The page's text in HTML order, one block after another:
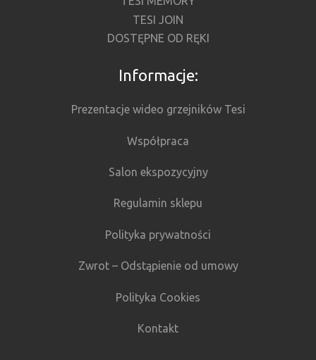
TESI JOIN
DOSTĘPNE OD RĘKI
Informacje:
Prezentacje wideo grzejników Tesi
Współpraca
Salon ekspozycyjny
Regulamin sklepu
Polityka prywatności
Zwrot – Odstąpienie od umowy
Polityka Cookies
Kontakt